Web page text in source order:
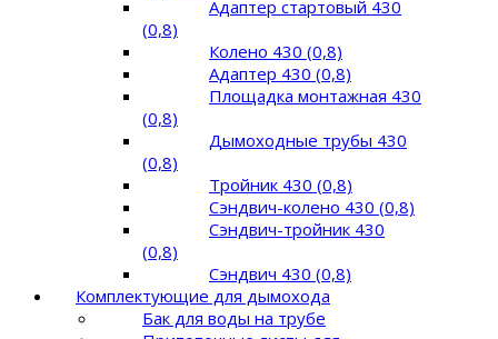
Адаптер стартовый 430
(0,8)
Колено 430 (0,8)
Адаптер 430 (0,8)
Площадка монтажная 430
(0,8)
Дымоходные трубы 430
(0,8)
Тройник 430 (0,8)
Сэндвич-колено 430 (0,8)
Сэндвич-тройник 430
(0,8)
Сэндвич 430 (0,8)
Комплектующие для дымохода
Бак для воды на трубе